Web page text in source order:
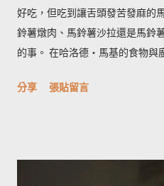
好吃，但吃到讓舌頭發苦發麻的
鈴薯燉肉、馬鈴薯沙拉還是馬鈴
的事。 在哈洛德‧馬基的食物與
房知識！ ◆ 馬鈴薯有苦味正常嗎
分享 張貼留言